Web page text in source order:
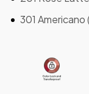
301